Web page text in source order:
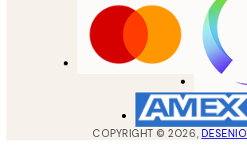
COPYRIGHT ©2026, DESENIO